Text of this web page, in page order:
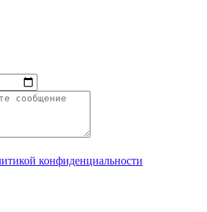
конфиденциальности